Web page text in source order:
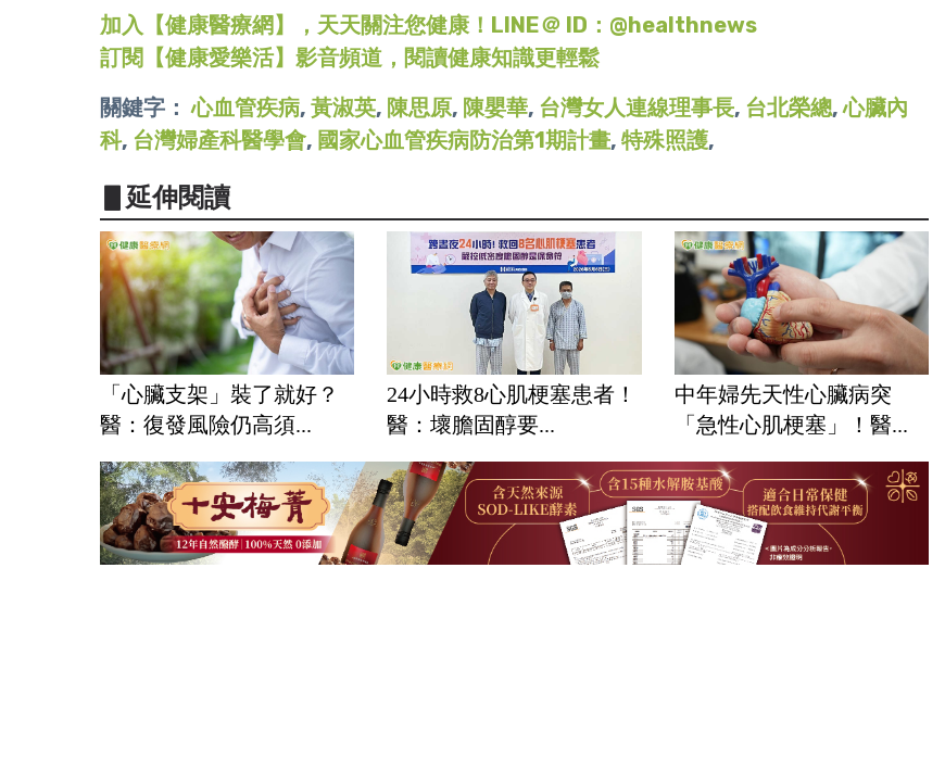
加入【健康醫療網】，天天關注您健康！LINE＠ ID：@healthnews
訂閱【健康愛樂活】影音頻道，閱讀健康知識更輕鬆
關鍵字：心血管疾病, 黃淑英, 陳思原, 陳嬰華, 台灣女人連線理事長, 台北榮總,心臟內
科, 台灣婦產科醫學會, 國家心血管疾病防治第1期計畫, 特殊照護,
▋延伸閱讀
「心臟支架」裝了就好？
醫：復發風險仍高須...
24小時救8心肌梗塞患者！
醫：壞膽固醇要...
中年婦先天性心臟病突
「急性心肌梗塞」！醫...